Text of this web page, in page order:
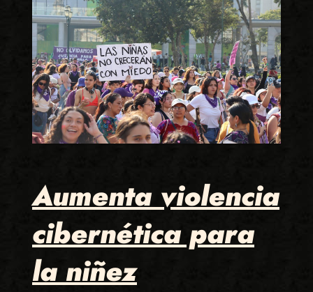
Aumenta violencia
cibernética para
la niñez